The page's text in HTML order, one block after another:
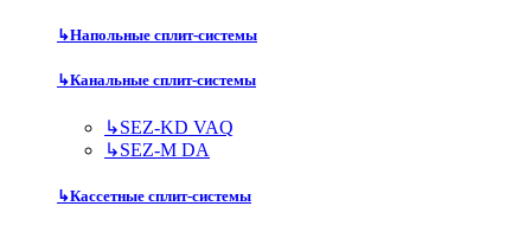
↳Напольные сплит-системы
↳Канальные сплит-системы
↳SEZ-KD VAQ
↳SEZ-M DA
↳Кассетные сплит-системы